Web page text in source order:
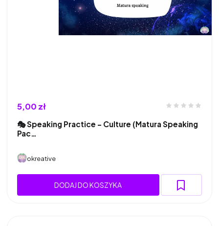
5,00 zł
🎭 Speaking Practice – Culture (Matura Speaking
Pac…
okreative
DODAJ DO KOSZYKA